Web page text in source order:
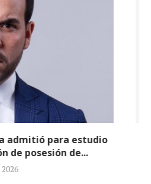
Nueva EPS: propuesta de
de Salud...
2026